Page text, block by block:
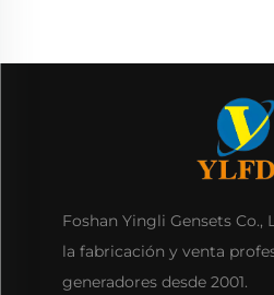
Foshan Yingli Gensets Co.,
la fabricación y venta
generadores desde 2001.